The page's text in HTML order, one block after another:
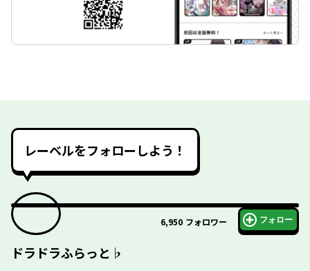
レーベルをフォローしよう！
6,950 フォロワー フォロー
ドラドラふらっと♭